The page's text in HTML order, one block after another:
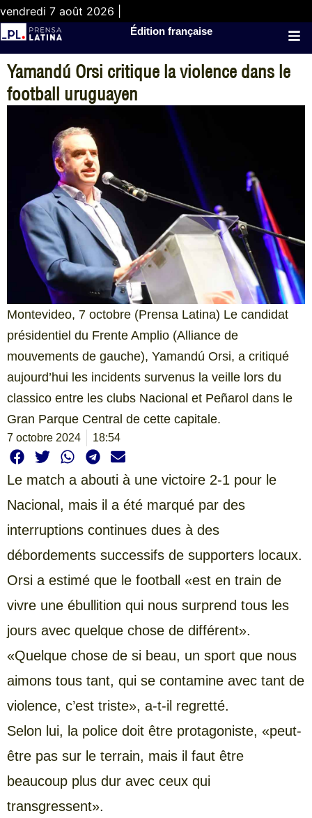
vendredi 7 août 2026 |
Édition française
Yamandú Orsi critique la violence dans le
football uruguayen
Montevideo, 7 octobre (Prensa Latina) Le candidat
présidentiel du Frente Amplio (Alliance de
mouvements de gauche), Yamandú Orsi, a critiqué
aujourd’hui les incidents survenus la veille lors du
classico entre les clubs Nacional et Peñarol dans le
Gran Parque Central de cette capitale.
7 octobre 2024 18:54
Le match a abouti à une victoire 2-1 pour le
Nacional, mais il a été marqué par des
interruptions continues dues à des
débordements successifs de supporters locaux.
Orsi a estimé que le football «est en train de
vivre une ébullition qui nous surprend tous les
jours avec quelque chose de différent».
«Quelque chose de si beau, un sport que nous
aimons tous tant, qui se contamine avec tant de
violence, c’est triste», a-t-il regretté.
Selon lui, la police doit être protagoniste, «peut-
être pas sur le terrain, mais il faut être
beaucoup plus dur avec ceux qui
transgressent».